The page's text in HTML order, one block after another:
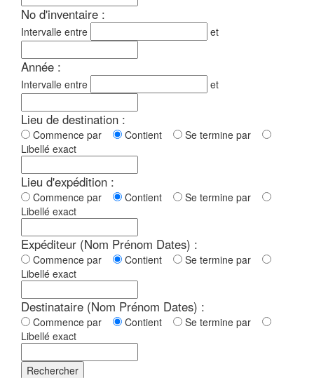
No d'inventaire :
Intervalle entre et
Année :
Intervalle entre et
Lieu de destination :
Commence par Contient
Se termine par
Libellé exact
Lieu d'expédition :
Commence par Contient
Se termine par
Libellé exact
Expéditeur (Nom Prénom Dates) :
Commence par Contient
Se termine par
Libellé exact
Destinataire (Nom Prénom Dates) :
Commence par Contient
Se termine par
Libellé exact
Rechercher